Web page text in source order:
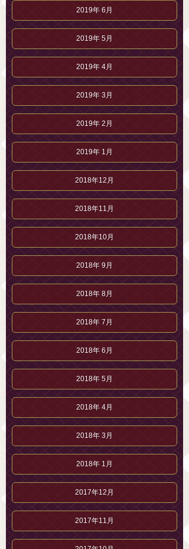
2019年 6月
2019年 5月
2019年 4月
2019年 3月
2019年 2月
2019年 1月
2018年12月
2018年11月
2018年10月
2018年 9月
2018年 8月
2018年 7月
2018年 6月
2018年 5月
2018年 4月
2018年 3月
2018年 1月
2017年12月
2017年11月